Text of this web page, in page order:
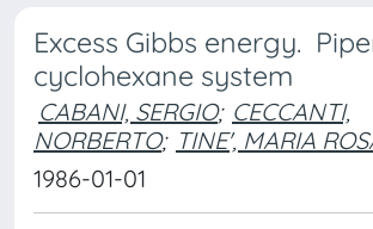
Excess Gibbs energy.
cyclohexane system
CABANI, SERGIO; CECCANTI,
NORBERTO; TINE', MARIA
1986-01-01